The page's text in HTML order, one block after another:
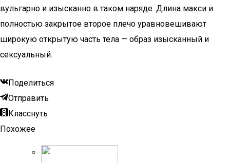
вульгарно и изысканно в таком наряде. Длина макси и
полностью закрытое второе плечо уравновешивают
широкую открытую часть тела — образ изысканный и
сексуальный.
Поделиться
Отправить
Класснуть
Похожее